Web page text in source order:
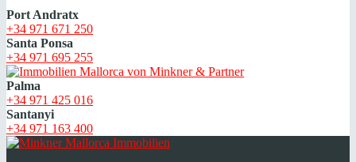
Port Andratx
+34 971 671 250
Santa Ponsa
+34 971 695 255
Palma
+34 971 425 016
Santanyi
+34 971 163 400